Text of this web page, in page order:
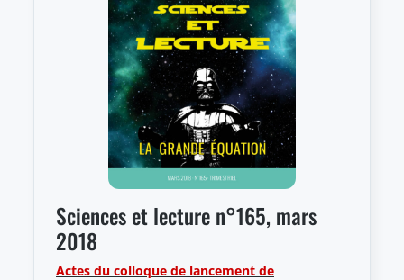
Sciences et lecture n°165, mars
2018
Actes du colloque de lancement de